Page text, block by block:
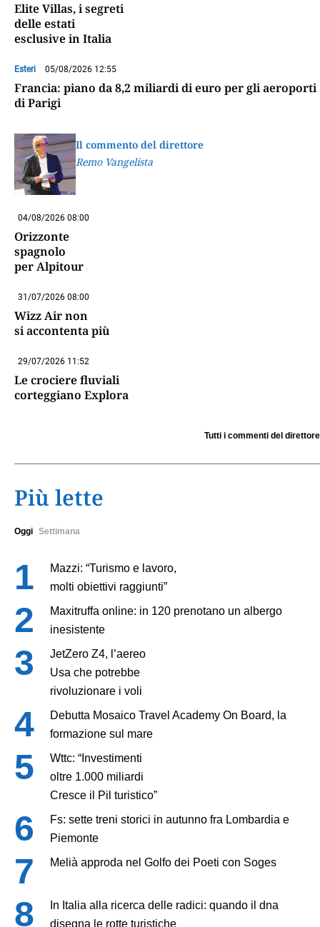
Elite Villas, i segreti
delle estati
esclusive in Italia
Esteri 05/08/2026 12:55
Francia: piano da 8,2 miliardi di euro per gli aeroporti
di Parigi
Il commento del direttore
Remo Vangelista
04/08/2026 08:00
Orizzonte
spagnolo
per Alpitour
31/07/2026 08:00
Wizz Air non
si accontenta più
29/07/2026 11:52
Le crociere fluviali
corteggiano Explora
Tutti i commenti del direttore
Più lette
Oggi Settimana
Mazzi: “Turismo e lavoro,
molti obiettivi raggiunti”
Maxitruffa online: in 120 prenotano un albergo
inesistente
JetZero Z4, l’aereo
Usa che potrebbe
rivoluzionare i voli
Debutta Mosaico Travel Academy On Board, la
formazione sul mare
Wttc: “Investimenti
oltre 1.000 miliardi
Cresce il Pil turistico”
Fs: sette treni storici in autunno fra Lombardia e
Piemonte
Melià approda nel Golfo dei Poeti con Soges
In Italia alla ricerca delle radici: quando il dna
disegna le rotte turistiche